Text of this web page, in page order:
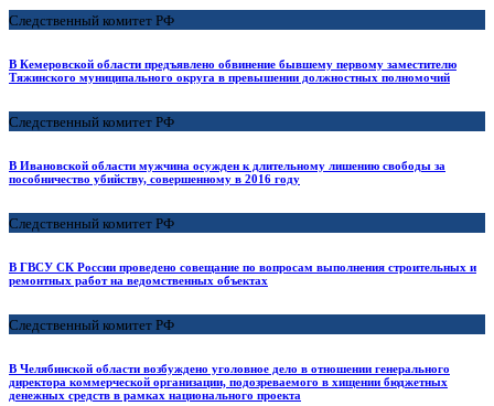
Следственный комитет РФ
В Кемеровской области предъявлено обвинение бывшему первому заместителю
Тяжинского муниципального округа в превышении должностных полномочий
Следственный комитет РФ
В Ивановской области мужчина осужден к длительному лишению свободы за
пособничество убийству, совершенному в 2016 году
Следственный комитет РФ
В ГВСУ СК России проведено совещание по вопросам выполнения строительных и
ремонтных работ на ведомственных объектах
Следственный комитет РФ
В Челябинской области возбуждено уголовное дело в отношении генерального
директора коммерческой организации, подозреваемого в хищении бюджетных
денежных средств в рамках национального проекта